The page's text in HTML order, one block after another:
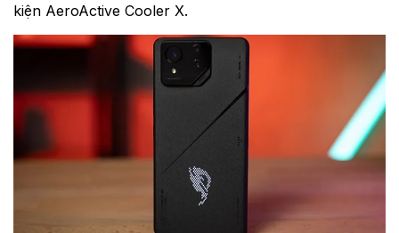
kiện AeroActive Cooler X.